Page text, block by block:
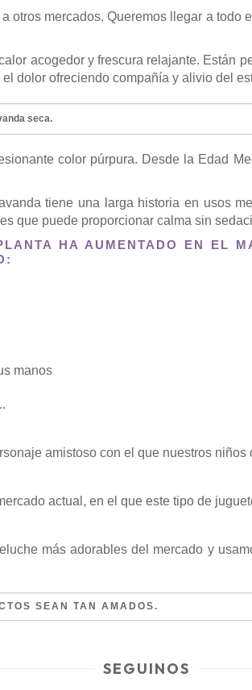
otros mercados. Queremos llegar a
acogedor y frescura relajante. Están
dolor ofreciendo compañía y alivio del
seca.
color púrpura. Desde la Edad
tiene una larga historia en usos
que puede proporcionar calma sin
HA AUMENTADO EN EL
amistoso con el que nuestros
actual, en el que este tipo de
más adorables del mercado y
SEAN TAN AMADOS.
SEGUINOS